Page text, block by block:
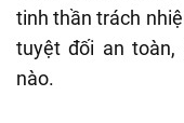
tinh thần trách
tuyệt đối an
nào.